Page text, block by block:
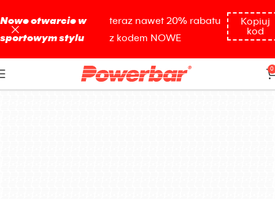
0
Get shit done
Nowe otwarcie w
sportowym stylu
teraz nawet 20% rabatu
z kodem NOWE
Kopiuj
kod